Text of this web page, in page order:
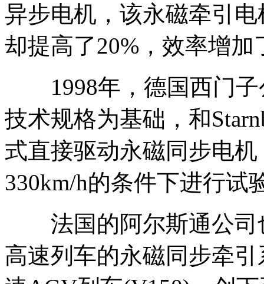
异步电机，该永磁牵引
却提高了20%，效率增加
1998年，德国西门子
技术规格为基础，和
式直接驱动永磁同步电
330km/h的条件下进行试
法国的阿尔斯通公司
高速列车的永磁同步牵